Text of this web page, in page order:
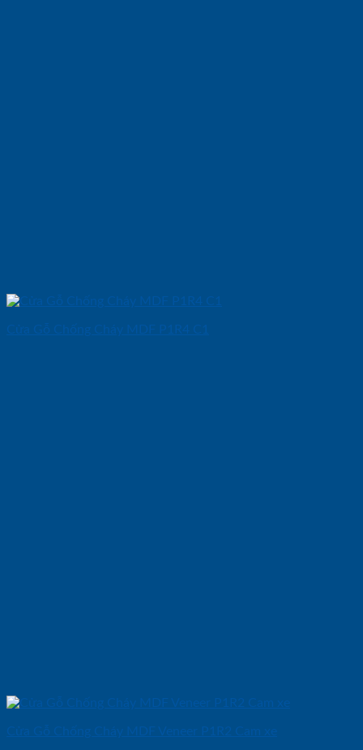
Cửa Gỗ Chống Cháy MDF P1R4 C1
Cửa Gỗ Chống Cháy MDF Veneer P1R2 Cam xe